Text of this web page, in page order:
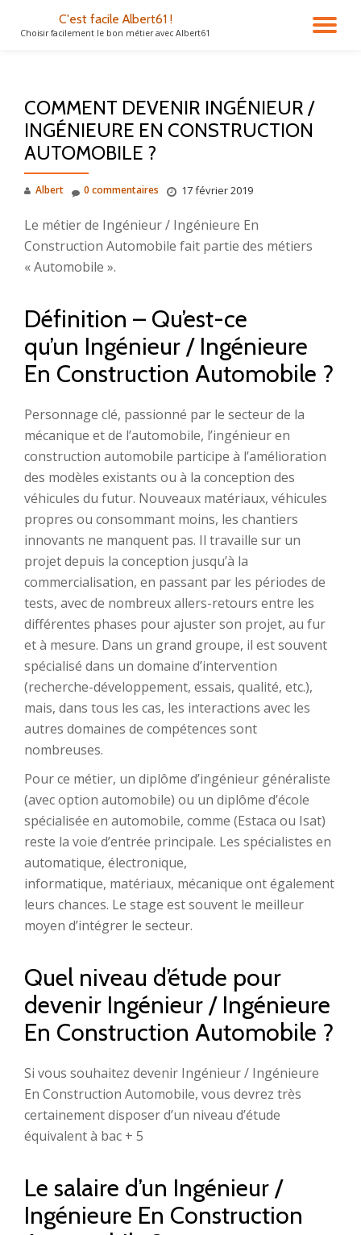
C'est facile Albert61 !
Choisir facilement le bon métier avec Albert61
COMMENT DEVENIR INGÉNIEUR /
INGÉNIEURE EN CONSTRUCTION
AUTOMOBILE ?
Albert 17 février 2019
0 commentaires
Le métier de Ingénieur / Ingénieure En
Construction Automobile fait partie des métiers
« Automobile ».
Définition – Qu’est-ce
qu’un Ingénieur / Ingénieure
En Construction Automobile ?
Personnage clé, passionné par le secteur de la
mécanique et de l’automobile, l’ingénieur en
construction automobile participe à l’amélioration
des modèles existants ou à la conception des
véhicules du futur. Nouveaux matériaux, véhicules
propres ou consommant moins, les chantiers
innovants ne manquent pas. Il travaille sur un
projet depuis la conception jusqu’à la
commercialisation, en passant par les périodes de
tests, avec de nombreux allers-retours entre les
différentes phases pour ajuster son projet, au fur
et à mesure. Dans un grand groupe, il est souvent
spécialisé dans un domaine d’intervention
(recherche-développement, essais, qualité, etc.),
mais, dans tous les cas, les interactions avec les
autres domaines de compétences sont
nombreuses.
Pour ce métier, un diplôme d’ingénieur généraliste
(avec option automobile) ou un diplôme d’école
spécialisée en automobile, comme (Estaca ou Isat)
reste la voie d’entrée principale. Les spécialistes en
automatique, électronique,
informatique, matériaux, mécanique ont également
leurs chances. Le stage est souvent le meilleur
moyen d’intégrer le secteur.
Quel niveau d’étude pour
devenir Ingénieur / Ingénieure
En Construction Automobile ?
Si vous souhaitez devenir Ingénieur / Ingénieure
En Construction Automobile, vous devrez très
certainement disposer d’un niveau d’étude
équivalent à bac + 5
Le salaire d’un Ingénieur /
Ingénieure En Construction